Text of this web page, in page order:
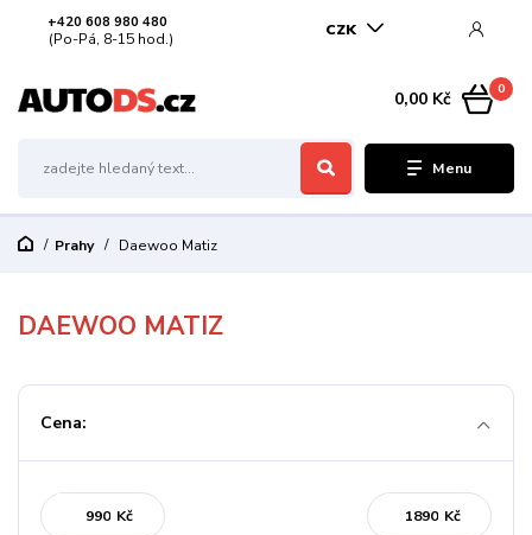
Menu
CZK
+420 608 980 480
(Po-Pá, 8-15 hod.)
0
0,00 Kč
Prahy Daewoo Matiz
DAEWOO MATIZ
Cena:
Kč Kč